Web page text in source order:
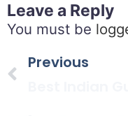
Leave a Reply
You must be
Previous